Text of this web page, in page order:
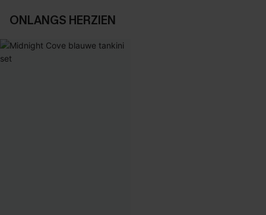
ONLANGS HERZIEN